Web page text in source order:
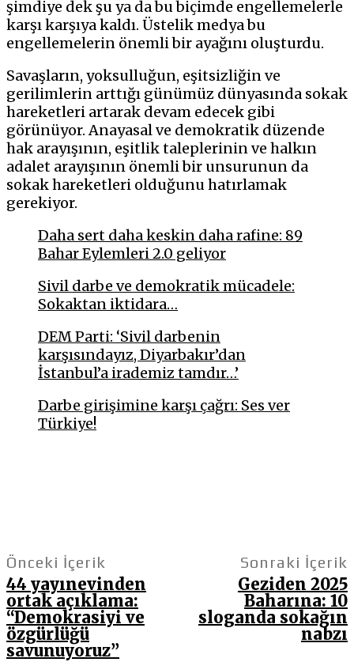
şimdiye dek şu ya da bu biçimde engellemelerle
karşı karşıya kaldı. Üstelik medya bu
engellemelerin önemli bir ayağını oluşturdu.
Savaşların, yoksulluğun, eşitsizliğin ve
gerilimlerin arttığı günümüz dünyasında sokak
hareketleri artarak devam edecek gibi
görünüyor. Anayasal ve demokratik düzende
hak arayışının, eşitlik taleplerinin ve halkın
adalet arayışının önemli bir unsurunun da
sokak hareketleri olduğunu hatırlamak
gerekiyor.
Daha sert daha keskin daha rafine: 89
Bahar Eylemleri 2.0 geliyor
Sivil darbe ve demokratik mücadele:
Sokaktan iktidara…
DEM Parti: ‘Sivil darbenin
karşısındayız, Diyarbakır’dan
İstanbul’a irademiz tamdır…’
Darbe girişimine karşı çağrı: Ses ver
Türkiye!
Önceki İçerik
44 yayınevinden
ortak açıklama:
“Demokrasiyi ve
özgürlüğü
savunuyoruz”
Sonraki İçerik
Geziden 2025
Baharına: 10
sloganda sokağın
nabzı